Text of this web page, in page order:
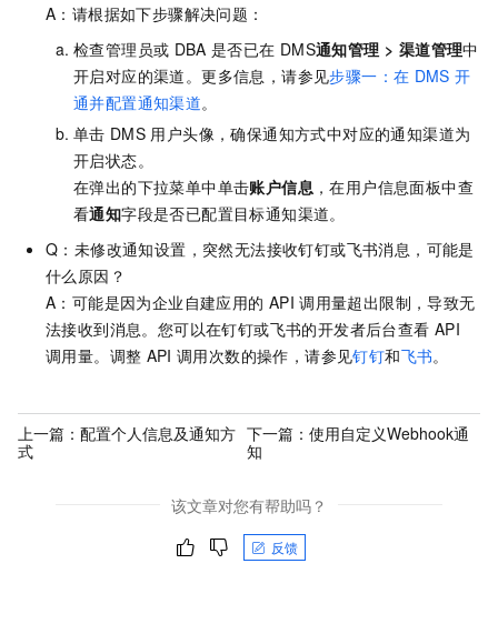
A：请根据如下步骤解决问题：
检查管理员或 DBA 是否已在 DMS通知管理 > 渠道管理中
开启对应的渠道。更多信息，请参见步骤一：在 DMS 开
通并配置通知渠道。
单击 DMS 用户头像，确保通知方式中对应的通知渠道为
开启状态。
在弹出的下拉菜单中单击账户信息 ，在用户信息面板中查
看通知字段是否已配置目标通知渠道。
Q：未修改通知设置，突然无法接收钉钉或飞书消息，可能是
什么原因？
A：可能是因为企业自建应用的 API 调用量超出限制，导致无
法接收到消息。您可以在钉钉或飞书的开发者后台查看 API
调用量。调整 API 调用次数的操作，请参见钉钉和飞书。
上一篇： 配置个人信息及通知方
式
下一篇：使用自定义Webhook通
知
该文章对您有帮助吗？
反馈